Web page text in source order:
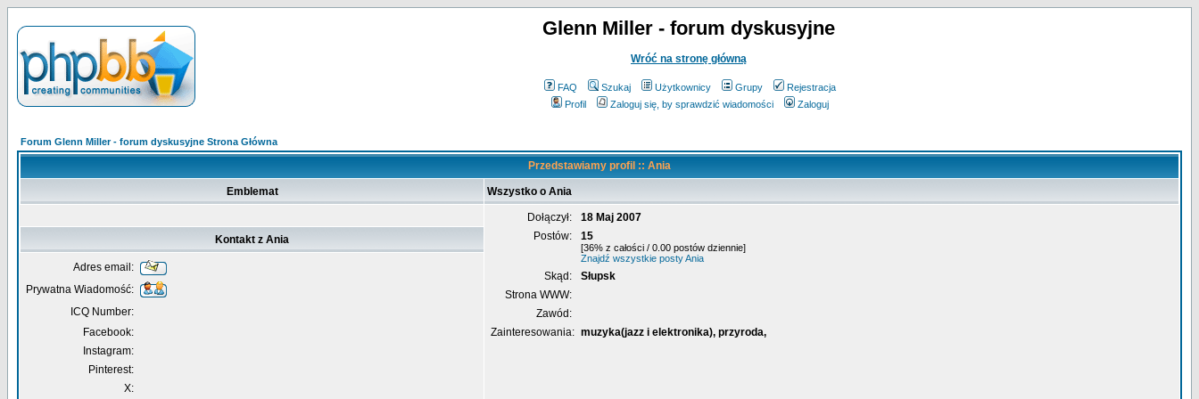
Glenn Miller - forum dyskusyjne
Wróć na stronę główną
FAQ Szukaj Użytkownicy Grupy
Rejestracja
Profil
Zaloguj się, by sprawdzić wiadomości Zaloguj
Forum Glenn Miller - forum dyskusyjne Strona Główna
Przedstawiamy profil :: Ania
Emblemat Wszystko o Ania
Dołączył:
18 Maj 2007
Postów:
15
[36% z całości / 0.00 postów dziennie]
Znajdź wszystkie posty Ania
Skąd:
Słupsk
Strona WWW:
Zawód:
Zainteresowania: muzyka(jazz i elektronika), przyroda,
Kontakt z Ania
Adres email:
Prywatna Wiadomość:
ICQ Number:
Facebook:
Instagram:
Pinterest:
X: